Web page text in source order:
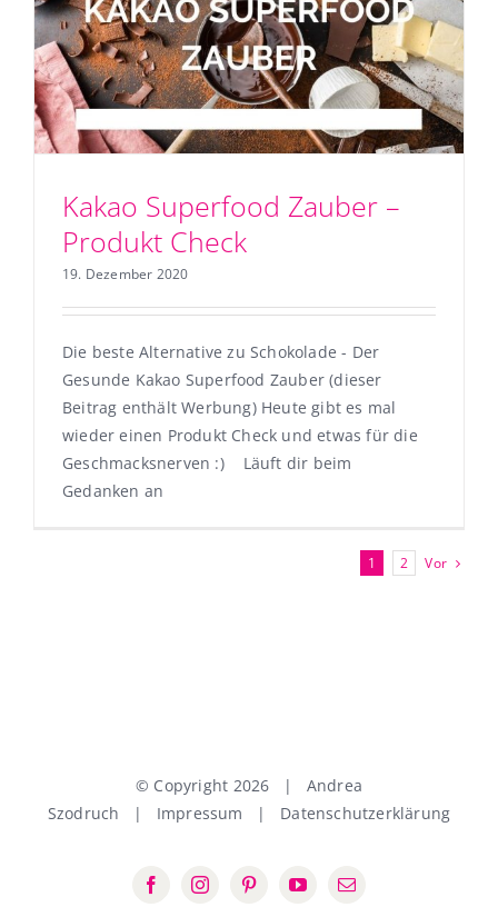
Kakao Superfood Zauber –
Produkt Check
19. Dezember 2020
Die beste Alternative zu Schokolade - Der
Gesunde Kakao Superfood Zauber (dieser
Beitrag enthält Werbung) Heute gibt es mal
wieder einen Produkt Check und etwas für die
Geschmacksnerven :) Läuft dir beim
Gedanken an
1 2 Vor
© Copyright 2026 | Andrea
Szodruch | Impressum | Datenschutzerklärung
FacebookInstagramPinterestYouTube
E-